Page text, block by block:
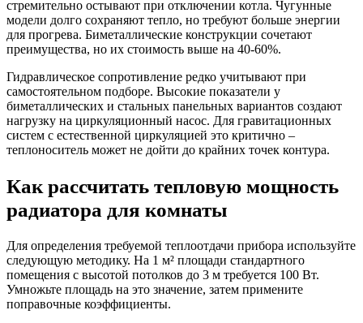
стремительно остывают при отключении котла. Чугунные
модели долго сохраняют тепло, но требуют больше энергии
для прогрева. Биметаллические конструкции сочетают
преимущества, но их стоимость выше на 40-60%.
Гидравлическое сопротивление редко учитывают при
самостоятельном подборе. Высокие показатели у
биметаллических и стальных панельных вариантов создают
нагрузку на циркуляционный насос. Для гравитационных
систем с естественной циркуляцией это критично –
теплоноситель может не дойти до крайних точек контура.
Как рассчитать тепловую мощность
радиатора для комнаты
Для определения требуемой теплоотдачи прибора используйте
следующую методику. На 1 м² площади стандартного
помещения с высотой потолков до 3 м требуется 100 Вт.
Умножьте площадь на это значение, затем примените
поправочные коэффициенты.